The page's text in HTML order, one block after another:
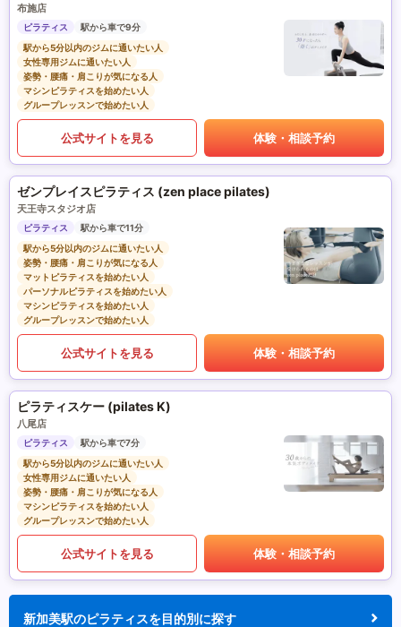
布施店
ピラティス
駅から車で9分
駅から5分以内のジムに通いたい人
女性専用ジムに通いたい人
姿勢・腰痛・肩こりが気になる人
マシンピラティスを始めたい人
グループレッスンで始めたい人
公式サイトを見る 体験・相談予約
ゼンプレイスピラティス (zen place pilates)
天王寺スタジオ店
ピラティス
駅から車で11分
駅から5分以内のジムに通いたい人
姿勢・腰痛・肩こりが気になる人
マットピラティスを始めたい人
パーソナルピラティスを始めたい人
マシンピラティスを始めたい人
グループレッスンで始めたい人
公式サイトを見る 体験・相談予約
ピラティスケー (pilates K)
八尾店
ピラティス
駅から車で7分
駅から5分以内のジムに通いたい人
女性専用ジムに通いたい人
姿勢・腰痛・肩こりが気になる人
マシンピラティスを始めたい人
グループレッスンで始めたい人
公式サイトを見る 体験・相談予約
新加美駅のピラティスを目的別に探す